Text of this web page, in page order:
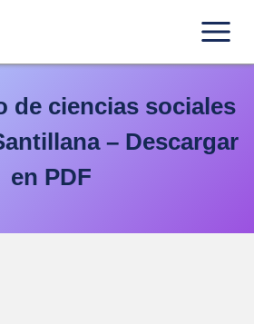
de ciencias sociales
– Descargar
en PDF